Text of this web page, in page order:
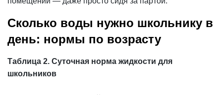
Сколько воды нужно школьнику в
день: нормы по возрасту
Таблица 2. Суточная норма жидкости для
школьников